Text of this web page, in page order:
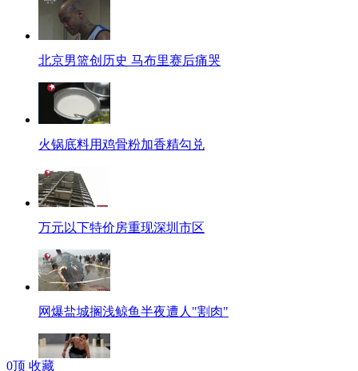
北京男篮创历史 马布里赛后痛哭
火锅底料用鸡骨粉加香精勾兑
万元以下特价房重现深圳市区
网爆盐城搁浅鲸鱼半夜遭人"割肉"
0顶 收藏